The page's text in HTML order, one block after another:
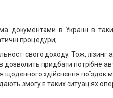
документами в Україні в
процедури;
свого доходу. Тож, лізинг
дозволить придбати потрібне
щоденного здійснення поїздок
змогу в таких ситуаціях